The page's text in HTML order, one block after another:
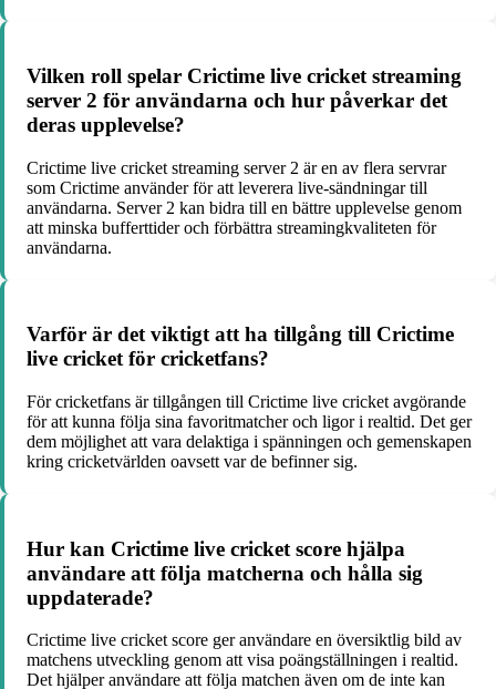
Vilken roll spelar Crictime live cricket streaming
server 2 för användarna och hur påverkar det
deras upplevelse?
Crictime live cricket streaming server 2 är en av flera servrar
som Crictime använder för att leverera live-sändningar till
användarna. Server 2 kan bidra till en bättre upplevelse genom
att minska bufferttider och förbättra streamingkvaliteten för
användarna.
Varför är det viktigt att ha tillgång till Crictime
live cricket för cricketfans?
För cricketfans är tillgången till Crictime live cricket avgörande
för att kunna följa sina favoritmatcher och ligor i realtid. Det ger
dem möjlighet att vara delaktiga i spänningen och gemenskapen
kring cricketvärlden oavsett var de befinner sig.
Hur kan Crictime live cricket score hjälpa
användare att följa matcherna och hålla sig
uppdaterade?
Crictime live cricket score ger användare en översiktlig bild av
matchens utveckling genom att visa poängställningen i realtid.
Det hjälper användare att följa matchen även om de inte kan